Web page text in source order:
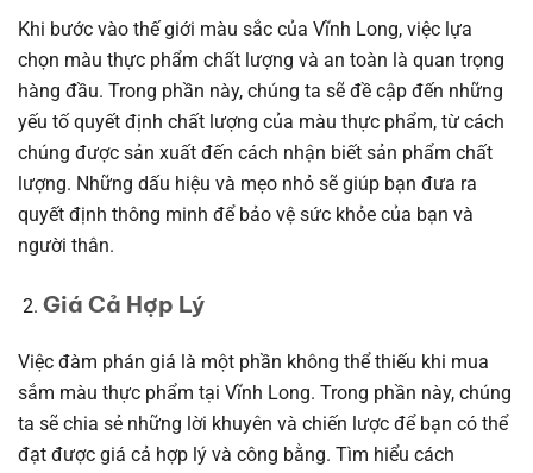
Khi bước vào thế giới màu sắc của Vĩnh Long, việc lựa
chọn màu thực phẩm chất lượng và an toàn là quan trọng
hàng đầu. Trong phần này, chúng ta sẽ đề cập đến những
yếu tố quyết định chất lượng của màu thực phẩm, từ cách
chúng được sản xuất đến cách nhận biết sản phẩm chất
lượng. Những dấu hiệu và mẹo nhỏ sẽ giúp bạn đưa ra
quyết định thông minh để bảo vệ sức khỏe của bạn và
người thân.
Giá Cả Hợp Lý
Việc đàm phán giá là một phần không thể thiếu khi mua
sắm màu thực phẩm tại Vĩnh Long. Trong phần này, chúng
ta sẽ chia sẻ những lời khuyên và chiến lược để bạn có thể
đạt được giá cả hợp lý và công bằng. Tìm hiểu cách